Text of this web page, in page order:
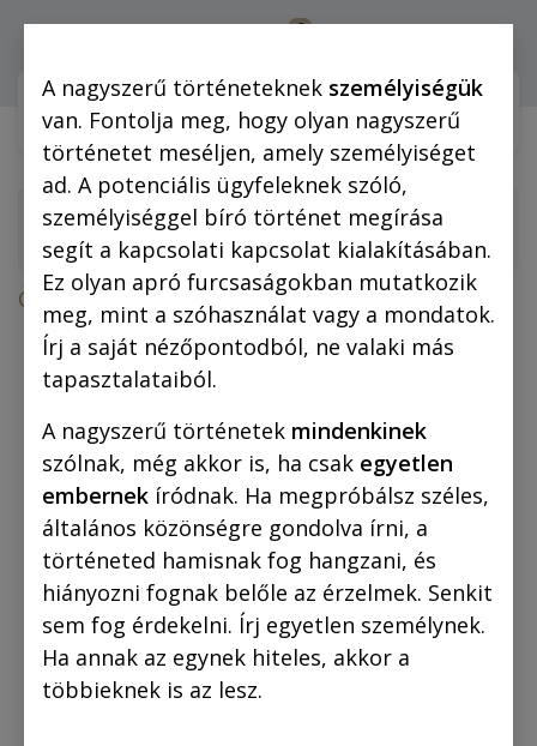
0
Webshop (mobilra)
Összes termék
A láthatatlan légió (színes képregény)
A nagyszerű történeteknek személyiségük
van. Fontolja meg, hogy olyan nagyszerű
történetet meséljen, amely személyiséget
ad. A potenciális ügyfeleknek szóló,
személyiséggel bíró történet megírása
segít a kapcsolati kapcsolat kialakításában.
Ez olyan apró furcsaságokban mutatkozik
meg, mint a szóhasználat vagy a mondatok.
Írj a saját nézőpontodból, ne valaki más
tapasztalataiból.
A nagyszerű történetek mindenkinek
szólnak, még akkor is, ha csak egyetlen
embernek íródnak. Ha megpróbálsz széles,
általános közönségre gondolva írni, a
történeted hamisnak fog hangzani, és
hiányozni fognak belőle az érzelmek. Senkit
sem fog érdekelni. Írj egyetlen személynek.
Ha annak az egynek hiteles, akkor a
többieknek is az lesz.